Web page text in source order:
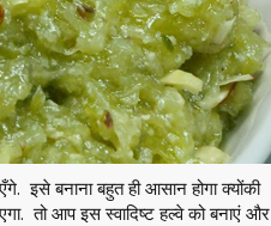
इसे बनाना बहुत ही आसान होगा क्योंकी
तो आप इस स्वादिष्ट हल्वे को बनाएं और